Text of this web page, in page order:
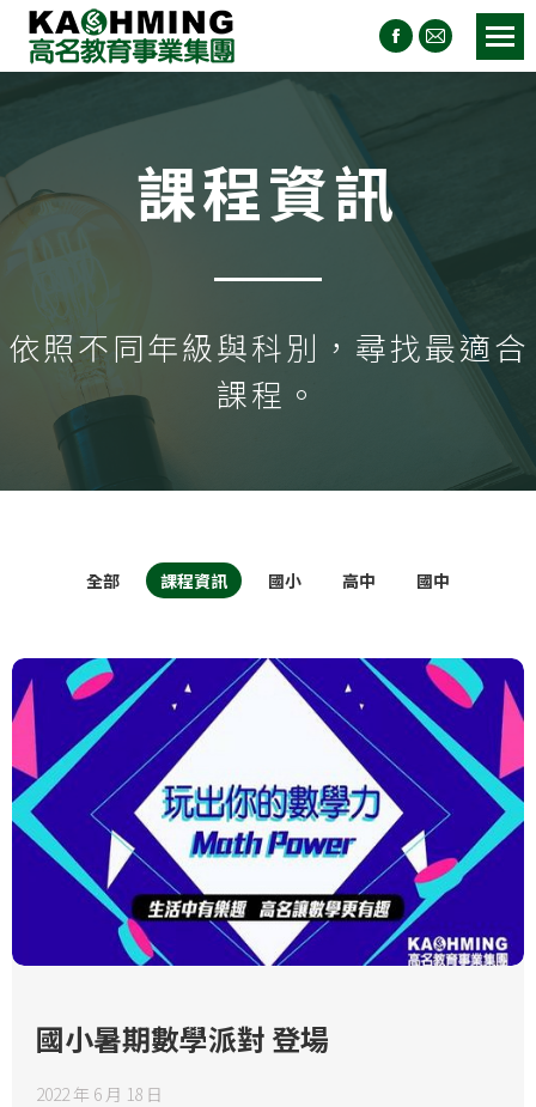
課程資訊
依照不同年級與科別，尋找最適合
課程。
全部 課程資訊 國小 高中 國中
國小暑期數學派對 登場
2022 年 6 月 18 日